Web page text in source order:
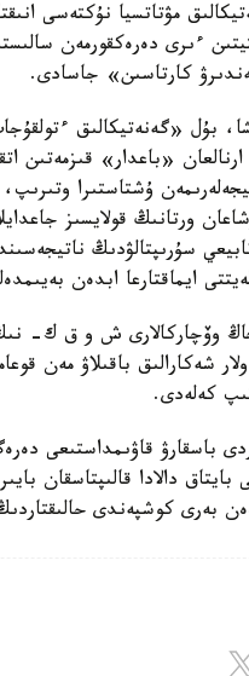
مۋتاتسيا نۇكتەسى
ءىرى دەرەكقورمەن
كارتاسىن» جاسادى.
بۇل «گەنەتيكالىق
ارنالعان «باعدار»
ۇشتاستىرا
ورتانىڭ قولايسىز
سۇرىپتالۋدىڭ
ايماقتارعا ابدەن
وۆچاركالارى ش و ق ك- نىڭ
شەكارالىق باقىلاۋ مەن
كەلەدى.
باسقارۋ قاۋىمداستىعى
بايتاق دالادا
بەرى كوشپەندى